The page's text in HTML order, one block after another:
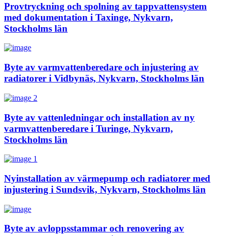
Provtryckning och spolning av tappvattensystem
med dokumentation i Taxinge, Nykvarn,
Stockholms län
Byte av varmvattenberedare och injustering av
radiatorer i Vidbynäs, Nykvarn, Stockholms län
Byte av vattenledningar och installation av ny
varmvattenberedare i Turinge, Nykvarn,
Stockholms län
Nyinstallation av värmepump och radiatorer med
injustering i Sundsvik, Nykvarn, Stockholms län
Byte av avloppsstammar och renovering av